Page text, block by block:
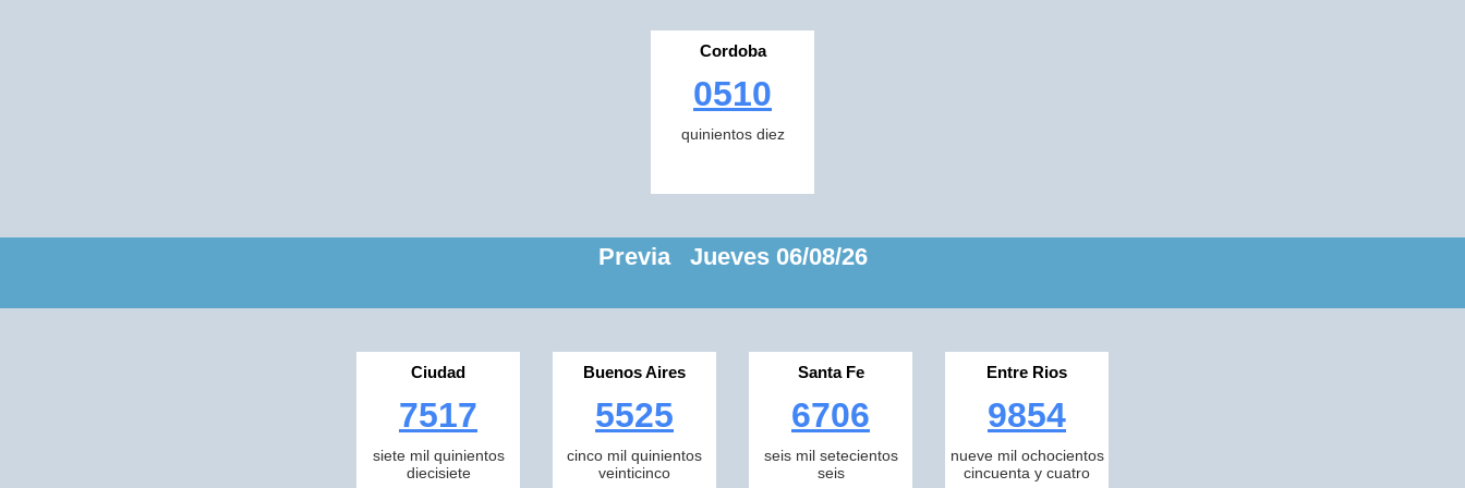
Cordoba
0510
quinientos diez
Previa Jueves 06/08/26
Ciudad
7517
siete mil quinientos
diecisiete
Buenos Aires
5525
cinco mil quinientos
veinticinco
Santa Fe
6706
seis mil setecientos
seis
Entre Rios
9854
nueve mil ochocientos
cincuenta y cuatro